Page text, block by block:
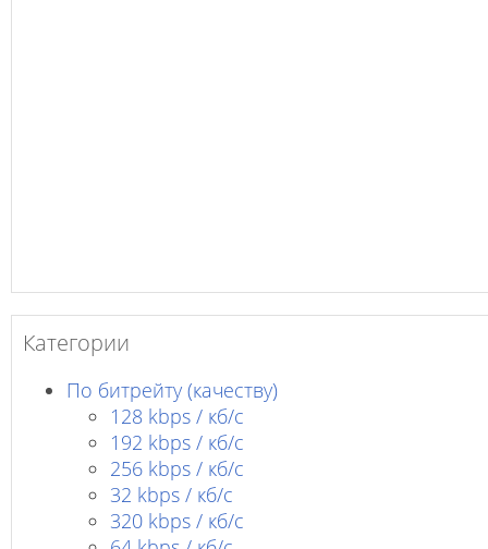
Категории
По битрейту (качеству)
128 kbps / кб/c
192 kbps / кб/c
256 kbps / кб/с
32 kbps / кб/c
320 kbps / кб/с